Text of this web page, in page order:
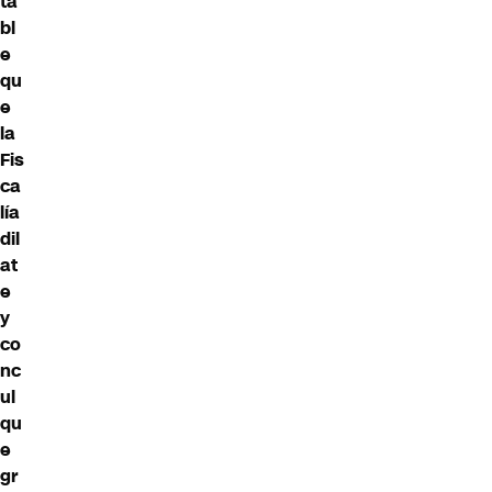
bl
e
qu
e
la
Fis
ca
lía
dil
at
e
y
co
nc
ul
qu
e
gr